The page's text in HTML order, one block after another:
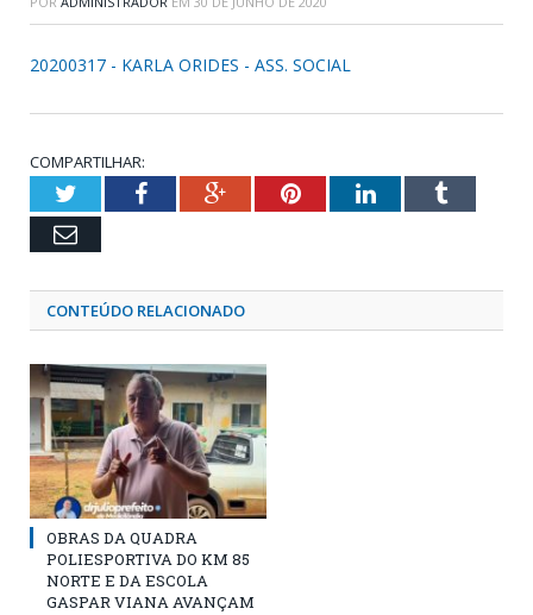
20200317 - KARLA ORIDES - ASS. SOCIAL
COMPARTILHAR:
TwitterFacebookGoogle+PinterestLinkedInTumblr
Email
CONTEÚDO RELACIONADO
OBRAS DA QUADRA
POLIESPORTIVA DO KM 85
NORTE E DA ESCOLA
GASPAR VIANA AVANÇAM